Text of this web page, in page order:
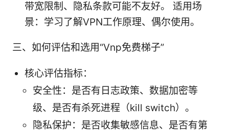
带宽限制、隐私条款可能不友好。 适用场
景：学习了解VPN工作原理、偶尔使用。
三、如何评估和选用“Vnp免费梯子”
核心评估指标：
安全性：是否有日志政策、数据加密等
级、是否有杀死进程（kill switch）。
隐私保护：是否收集敏感信息、是否有第